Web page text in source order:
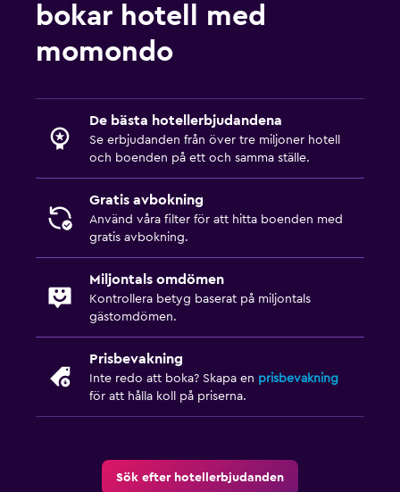
bokar hotell med
momondo
De bästa hotellerbjudandena
Se erbjudanden från över tre miljoner hotell
och boenden på ett och samma ställe.
Gratis avbokning
Använd våra filter för att hitta boenden med
gratis avbokning.
Miljontals omdömen
Kontrollera betyg baserat på miljontals
gästomdömen.
Prisbevakning
Inte redo att boka? Skapa en prisbevakning
för att hålla koll på priserna.
Sök efter hotellerbjudanden